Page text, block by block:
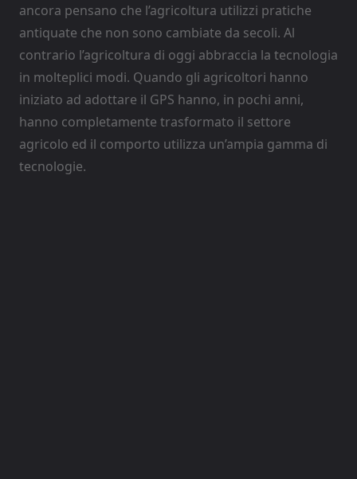
ancora pensano che l’agricoltura utilizzi pratiche
antiquate che non sono cambiate da secoli. Al
contrario l’agricoltura di oggi abbraccia la tecnologia
in molteplici modi. Quando gli agricoltori hanno
iniziato ad adottare il GPS hanno, in pochi anni,
hanno completamente trasformato il settore
agricolo ed il comporto utilizza un’ampia gamma di
tecnologie.